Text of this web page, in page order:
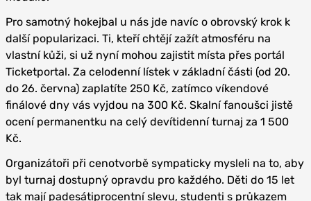
Pro samotný hokejbal u nás jde navíc o obrovský krok k
další popularizaci. Ti, kteří chtějí zažít atmosféru na
vlastní kůži, si už nyní mohou zajistit místa přes portál
Ticketportal. Za celodenní lístek v základní části (od 20.
do 26. června) zaplatíte 250 Kč, zatímco víkendové
finálové dny vás vyjdou na 300 Kč. Skalní fanoušci jistě
ocení permanentku na celý devítidenní turnaj za 1 500
Kč.
Organizátoři při cenotvorbě sympaticky mysleli na to, aby
byl turnaj dostupný opravdu pro každého. Děti do 15 let
tak mají padesátiprocentní slevu, studenti s průkazem